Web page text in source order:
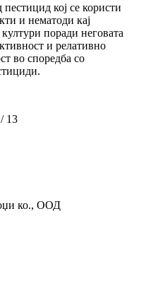
кој се користи
и нематоди кај
поради неговата
и релативно
во споредба со
13
ко., ООД